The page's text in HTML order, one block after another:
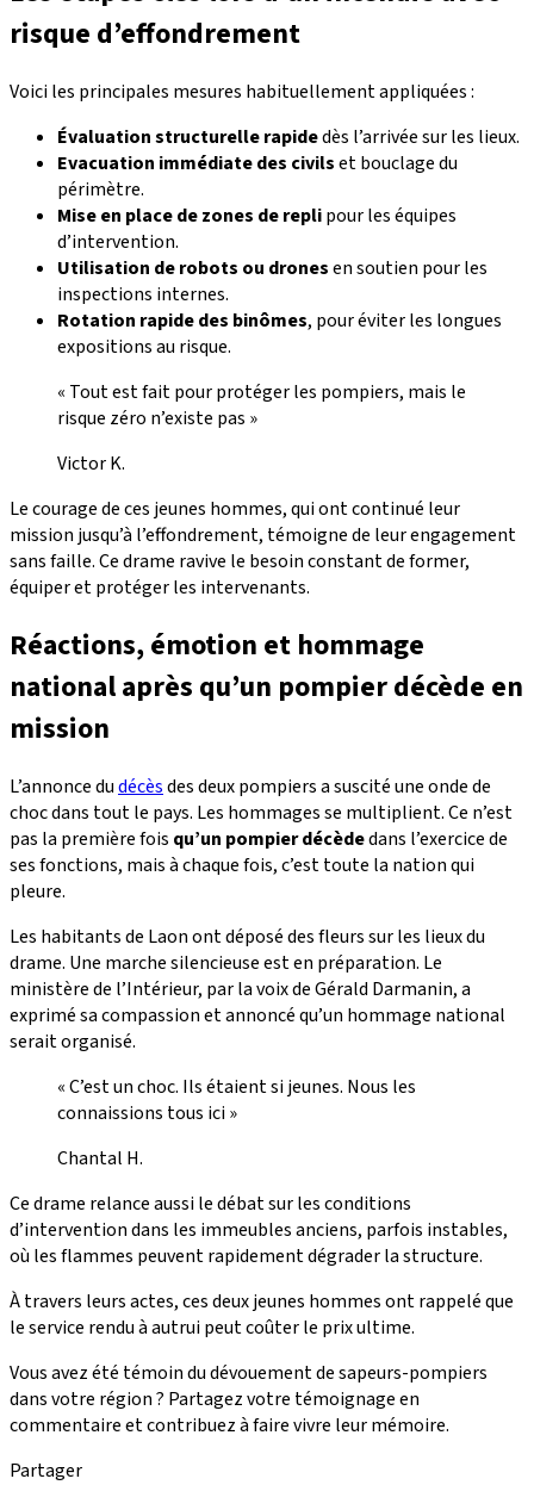
risque d’effondrement
Voici les principales mesures habituellement appliquées :
Évaluation structurelle rapidedès l’arrivée sur les lieux.
Evacuation immédiate des civilset bouclage du
périmètre.
Mise en place de zones de replipour les équipes
d’intervention.
Utilisation de robots ou dronesen soutien pour les
inspections internes.
Rotation rapide des binômes, pour éviter les longues
expositions au risque.
« Tout est fait pour protéger les pompiers, mais le
risque zéro n’existe pas »
Victor K.
Le courage de ces jeunes hommes, qui ont continué leur
mission jusqu’à l’effondrement, témoigne de leur engagement
sans faille. Ce drame ravive le besoin constant de former,
équiper et protéger les intervenants.
Réactions, émotion et hommage
national après qu’un pompier décède en
mission
L’annonce dudécèsdes deux pompiers a suscité une onde de
choc dans tout le pays. Les hommages se multiplient. Ce n’est
pas la première fois qu’un pompier décèdedans l’exercice de
ses fonctions, mais à chaque fois, c’est toute la nation qui
pleure.
Les habitants de Laon ont déposé des fleurs sur les lieux du
drame. Une marche silencieuse est en préparation. Le
ministère de l’Intérieur, par la voix de Gérald Darmanin, a
exprimé sa compassion et annoncé qu’un hommage national
serait organisé.
« C’est un choc. Ils étaient si jeunes. Nous les
connaissions tous ici »
Chantal H.
Ce drame relance aussi le débat sur les conditions
d’intervention dans les immeubles anciens, parfois instables,
où les flammes peuvent rapidement dégrader la structure.
À travers leurs actes, ces deux jeunes hommes ont rappelé que
le service rendu à autrui peut coûter le prix ultime.
Vous avez été témoin du dévouement de sapeurs-pompiers
dans votre région ? Partagez votre témoignage en
commentaire et contribuez à faire vivre leur mémoire.
Partager